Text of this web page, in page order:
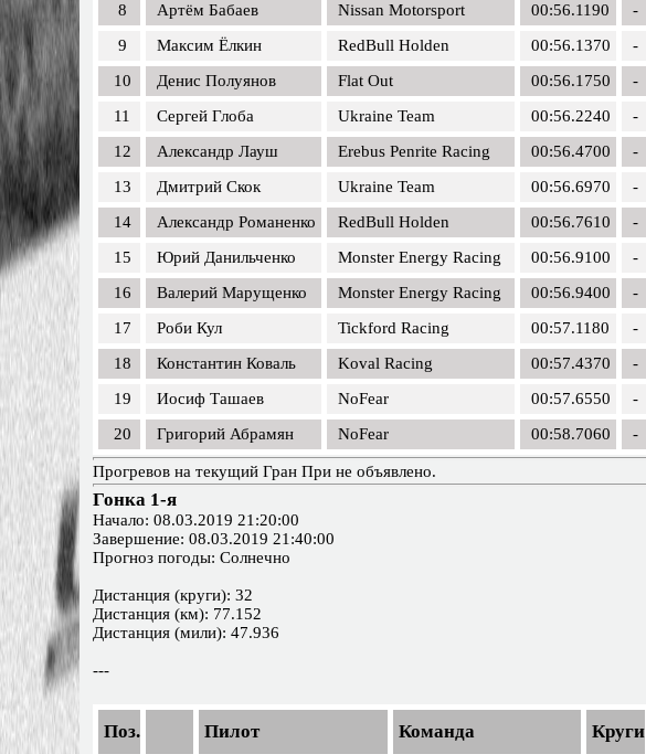
8
Артём Бабаев Nissan Motorsport 00:56.1190
-
9
Максим Ёлкин RedBull Holden 00:56.1370
-
10
Денис Полуянов Flat Out 00:56.1750
-
11
Сергей Глоба Ukraine Team 00:56.2240
-
12
Александр Лауш Erebus Penrite Racing 00:56.4700
-
13
Дмитрий Скок Ukraine Team 00:56.6970
-
14
Александр Романенко RedBull Holden 00:56.7610
-
15
Юрий Данильченко Monster Energy Racing 00:56.9100
-
16
Валерий Марущенко Monster Energy Racing 00:56.9400
-
17
Роби Кул Tickford Racing 00:57.1180
-
18
Константин Коваль Koval Racing 00:57.4370
-
19
Иосиф Ташаев NoFear 00:57.6550
-
20
Григорий Абрамян NoFear 00:58.7060 -
Прогревов на текущий Гран При не объявлено.
Гонка 1-я
Начало: 08.03.2019 21:20:00
Завершение: 08.03.2019 21:40:00
Прогноз погоды: Солнечно
Дистанция (круги): 32
Дистанция (км): 77.152
Дистанция (мили): 47.936
---
Поз. Пилот Команда Круги